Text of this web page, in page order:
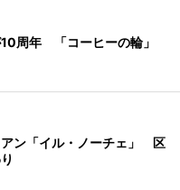
周年 「コーヒーの輪」
ン「イル・ノーチェ」 区